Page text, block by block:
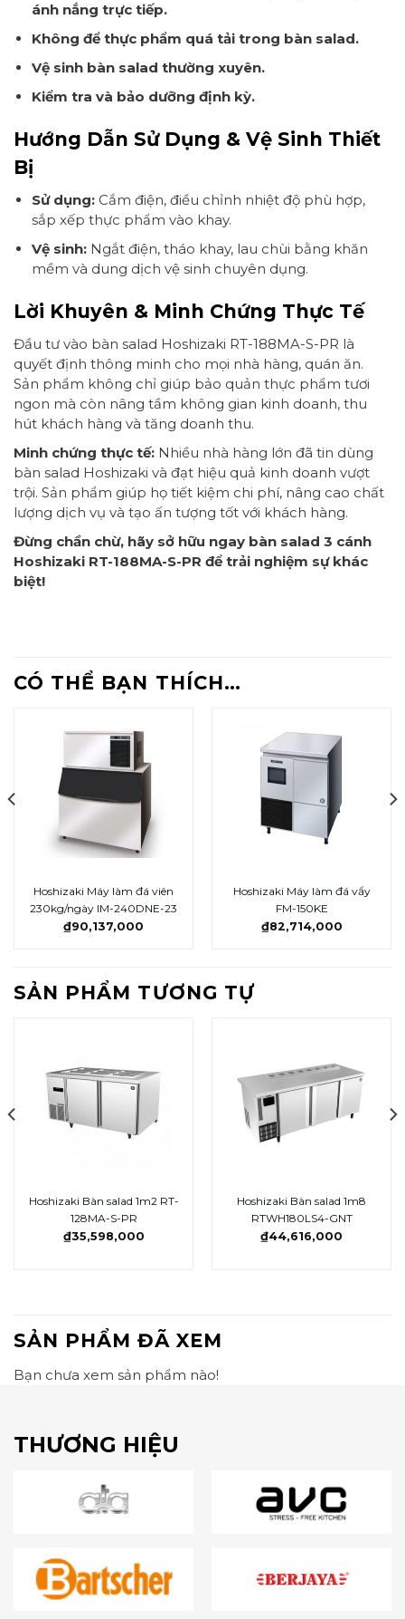
ánh nắng trực tiếp.
Không để thực phẩm quá tải trong bàn salad.
Vệ sinh bàn salad thường xuyên.
Kiểm tra và bảo dưỡng định kỳ.
Hướng Dẫn Sử Dụng & Vệ Sinh Thiết
Bị
Sử dụng:Cắm điện, điều chỉnh nhiệt độ phù hợp,
sắp xếp thực phẩm vào khay.
Vệ sinh:Ngắt điện, tháo khay, lau chùi bằng khăn
mềm và dung dịch vệ sinh chuyên dụng.
Lời Khuyên & Minh Chứng Thực Tế
Đầu tư vào bàn salad Hoshizaki RT-188MA-S-PR là
quyết định thông minh cho mọi nhà hàng, quán ăn.
Sản phẩm không chỉ giúp bảo quản thực phẩm tươi
ngon mà còn nâng tầm không gian kinh doanh, thu
hút khách hàng và tăng doanh thu.
Minh chứng thực tế: Nhiều nhà hàng lớn đã tin dùng
bàn salad Hoshizaki và đạt hiệu quả kinh doanh vượt
trội. Sản phẩm giúp họ tiết kiệm chi phí, nâng cao chất
lượng dịch vụ và tạo ấn tượng tốt với khách hàng.
Đừng chần chừ, hãy sở hữu ngay bàn salad 3 cánh
Hoshizaki RT-188MA-S-PR để trải nghiệm sự khác
biệt!
CÓ THỂ BẠN THÍCH…
Hoshizaki Máy làm đá viên
230kg/ngày IM-240DNE-23
₫90,137,000
Hoshizaki Máy làm đá vẩy
FM-150KE
₫82,714,000
SẢN PHẨM TƯƠNG TỰ
Hoshizaki Bàn salad 1m2 RT-
128MA-S-PR
₫35,598,000
Hoshizaki Bàn salad 1m8
RTWH180LS4-GNT
₫44,616,000
SẢN PHẨM ĐÃ XEM
Bạn chưa xem sản phẩm nào!
THƯƠNG HIỆU